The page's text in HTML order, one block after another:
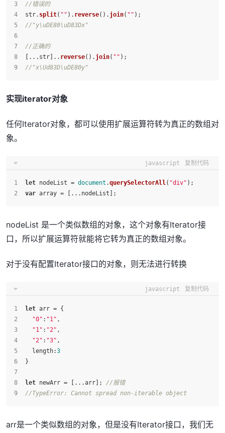
//错误的
str. split( "" ). reverse(). join( "" );
//"y\uDE80\uD83Dx"
//正确的
[...str].. reverse(). join( "" );
//"x\Ud83D\uDE80y"
实现iterator对象
任何Iterator对象，都可以使用扩展运算符转为真正的数组对
象。
javascript 复制代码
let nodeList = document .querySelectorAll( "div" );
var array = [...nodeList];
nodeList 是一个类似数组的对象，这个对象有Iterator接
口，所以扩展运算符就能将它转为真正的数组对象。
对于没有配置Iterator接口的对象，则无法进行转换
javascript 复制代码
let arr = {
"0" : "1" ,
"1" : "2" ,
"2" : "3" ,
length:3
}
let newArr = [...arr]; //报错
//TypeError: Cannot spread non-iterable object
arr是一个类似数组的对象，但是没有Iterator接口，我们无